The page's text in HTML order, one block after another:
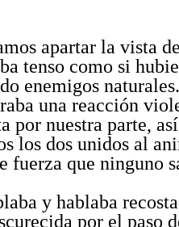
apartar la vista
tenso como si
enemigos
una reacción
por nuestra parte,
los dos unidos al
fuerza que ninguno
y hablaba
por el paso